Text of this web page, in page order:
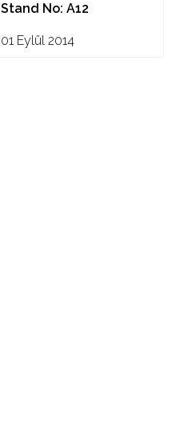
Stand No: A12
01 Eylül 2014